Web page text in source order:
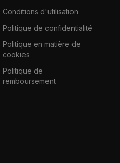
Conditions d'utilisation
Politique de confidentialité
Politique en matière de
cookies
Politique de
remboursement